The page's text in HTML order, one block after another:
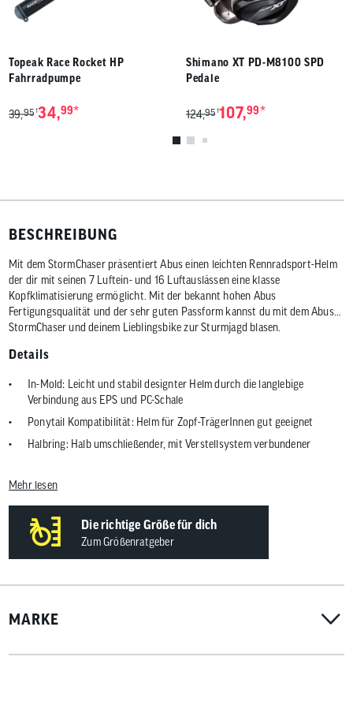
Topeak Race Rocket HP
Fahrradpumpe
39,95 134,99*
Shimano XT PD-M8100 SPD
Pedale
124,95 1107,99*
BESCHREIBUNG
Mit dem StormChaser präsentiert Abus einen leichten Rennradsport-Helm
der dir mit seinen 7 Luftein- und 16 Luftauslässen eine klasse
Kopfklimatisierung ermöglicht. Mit der bekannt hohen Abus
Fertigungsqualität und der sehr guten Passform kannst du mit dem Abus
StormChaser und deinem Lieblingsbike zur Sturmjagd blasen.
Details
In-Mold: Leicht und stabil designter Helm durch die langlebige
Verbindung aus EPS und PC-Schale
Ponytail Kompatibilität: Helm für Zopf-TrägerInnen gut geeignet
Halbring: Halb umschließender, mit Verstellsystem verbundener
Unterkantenschutz: Schützt den Helm zusätzlich vor äußeren
Ventilation: Für diesen Helmtyp optimale Ventilation durch 7 Luftein-
und 16 Luftauslässe
Forced Air Cooling Technology: Durchdachtes Belüftungssystem für
Zoom Ace: Feinjustierbares Verstellsystem mit griffigem Verstellrad für
AirPort: Aerodynamische Brillen-Halterung mit Bügelführung
Mehr lesen
Die richtige Größe für dich
Zum Größenratgeber
MARKE